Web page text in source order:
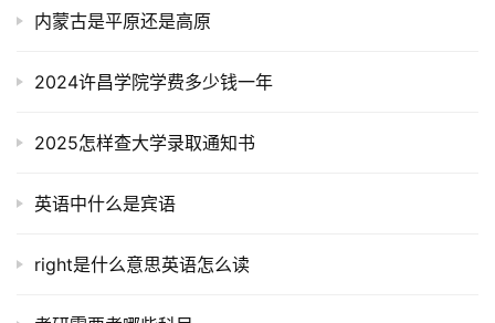
内蒙古是平原还是高原
2024许昌学院学费多少钱一年
2025怎样查大学录取通知书
英语中什么是宾语
right是什么意思英语怎么读